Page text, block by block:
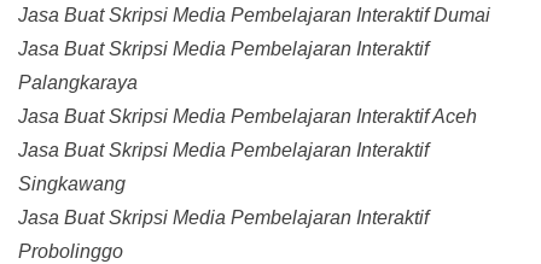
Jasa Buat Skripsi Media Pembelajaran Interaktif Dumai
Jasa Buat Skripsi Media Pembelajaran Interaktif
Palangkaraya
Jasa Buat Skripsi Media Pembelajaran Interaktif Aceh
Jasa Buat Skripsi Media Pembelajaran Interaktif
Singkawang
Jasa Buat Skripsi Media Pembelajaran Interaktif
Probolinggo